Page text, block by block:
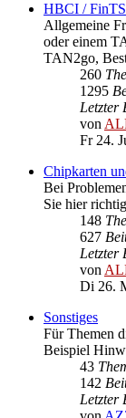
HBCI / FinTS
Allgemeine
oder einem
TAN2go,
260
1295
Letzter
von
Fr 24.
Chipkarten
Bei
Sie hier richtig
148
627
Letzter
von
Di 26.
Sonstiges
Für Themen
Beispiel
43
142
Letzter